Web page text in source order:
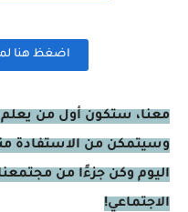
اضغظ هنا
معنا، ستكون أول من يعلم
وسيتمكن من الاستفادة
اليوم وكن جزءًا من
الاجتماعي!